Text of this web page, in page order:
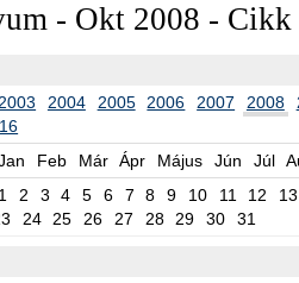
- Okt 2008 - Cikk
2004 2005 2006 2007 2008
Feb Már Ápr Május Jún Júl
1 2 3 4 5 6 7 8 9 10 11 12 13
24 25 26 27 28 29 30 31